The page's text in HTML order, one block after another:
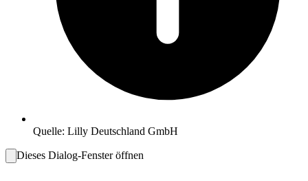
Quelle: Lilly Deutschland GmbH
Dieses Dialog-Fenster öffnen